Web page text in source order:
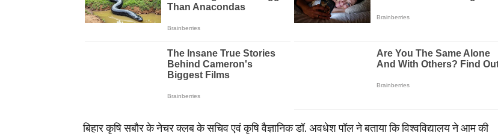
बिहार कृषि सबौर के नेचर क्लब के सचिव एवं कृषि वैज्ञानिक डॉ. अवधेश पॉल ने बताया कि विश्वविद्यालय ने आम की